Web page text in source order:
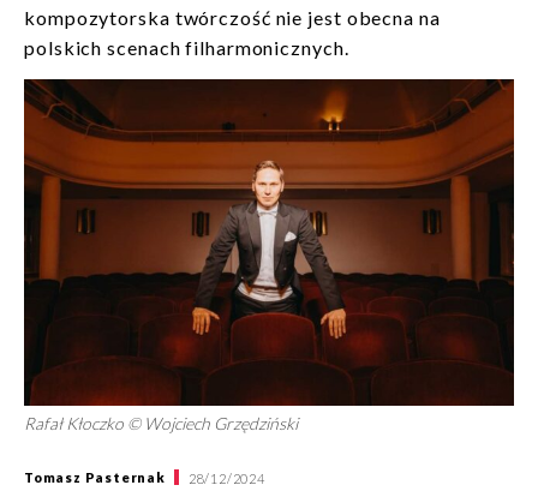
kompozytorska twórczość nie jest obecna na
polskich scenach filharmonicznych.
Rafał Kłoczko © Wojciech Grzędziński
Tomasz Pasternak 28/12/2024